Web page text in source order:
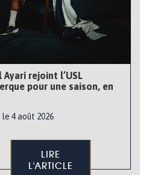
Ayari rejoint l’USL
pour une saison, en
le 4 août 2026
LIRE
L'ARTICLE